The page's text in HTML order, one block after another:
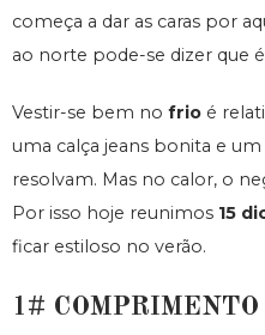
começa a dar as caras por
ao norte pode-se dizer que
Vestir-se bem no frio é
uma calça jeans bonita e
resolvam. Mas no calor, o
Por isso hoje reunimos 15
ficar estiloso no verão.
1#